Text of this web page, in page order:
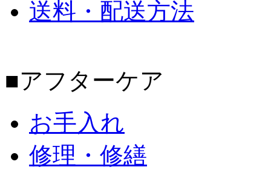
送料・配送方法
■アフターケア
お手入れ
修理・修繕